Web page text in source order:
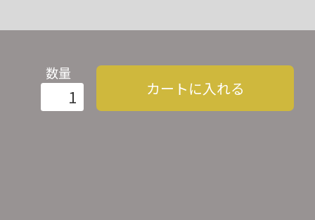
数量
カートに入れる